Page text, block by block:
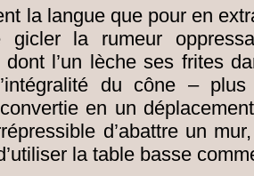
la langue que pour en
gicler la rumeur
dont l’un lèche ses frites
du cône –
en un
d’abattre un
la table basse